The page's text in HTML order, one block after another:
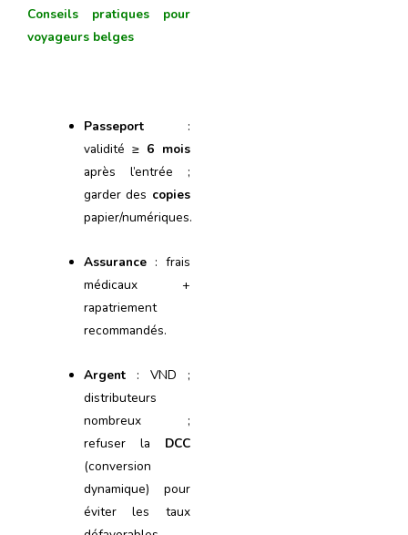
Conseils pratiques pour
voyageurs belges
Passeport:
validité ≥ 6 mois
après l’entrée ;
garder des copies
papier/numériques.
Assurance: frais
médicaux +
rapatriement
recommandés.
Argent: VND ;
distributeurs
nombreux ;
refuser la DCC
(conversion
dynamique) pour
éviter les taux